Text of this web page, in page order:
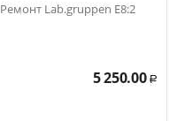
Ремонт Lab.gruppen E8:2
5 250.00 Р